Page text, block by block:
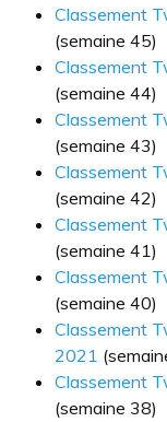
Classement
(semaine 45)
Classement
(semaine 44)
Classement
(semaine 43)
Classement
(semaine 42)
Classement
(semaine 41)
Classement
(semaine 40)
Classement
2021
Classement
(semaine 38)